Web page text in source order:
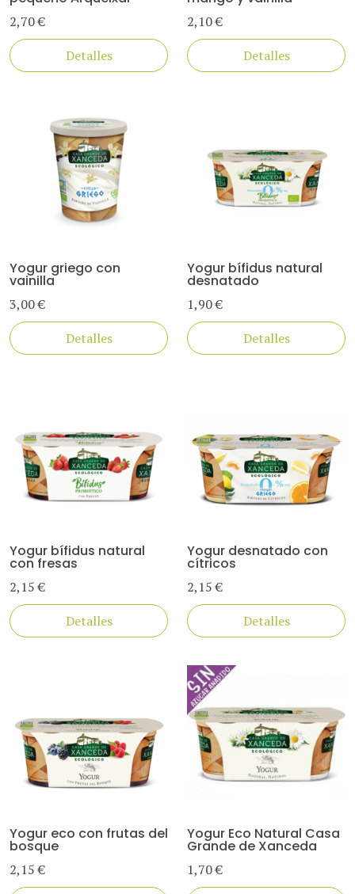
2,70 €
Detalles
2,10 €
Detalles
Yogur griego con
vainilla
3,00 €
Detalles
Yogur bífidus natural
desnatado
1,90 €
Detalles
Yogur bífidus natural
con fresas
2,15 €
Detalles
Yogur desnatado con
cítricos
2,15 €
Detalles
Yogur eco con frutas del
bosque
2,15 €
Yogur Eco Natural Casa
Grande de Xanceda
1,70 €